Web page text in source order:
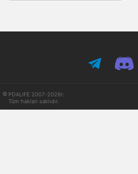
PDALIFE 2007-2026г.
Tüm hakları saklıdır.